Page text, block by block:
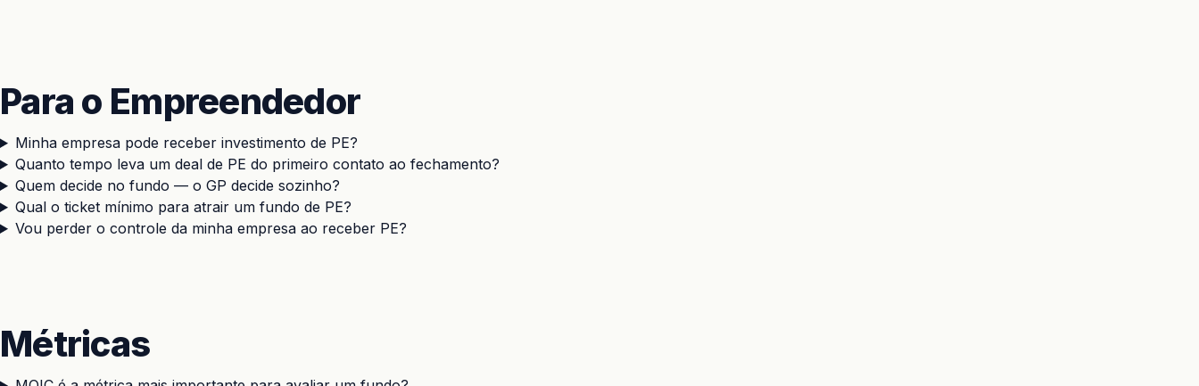
Para o Empreendedor
Minha empresa pode receber investimento de PE?
Quanto tempo leva um deal de PE do primeiro contato ao fechamento?
Quem decide no fundo — o GP decide sozinho?
Qual o ticket mínimo para atrair um fundo de PE?
Vou perder o controle da minha empresa ao receber PE?
Métricas